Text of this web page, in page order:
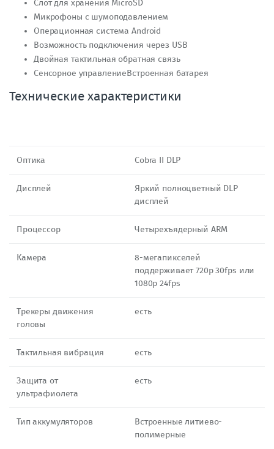
Слот для хранения MicroSD
Микрофоны с шумоподавлением
Операционная система Android
Возможность подключения через USB
Двойная тактильная обратная связь
Сенсорное управлениеВстроенная батарея
Технические характеристики
Оптика Cobra II DLP
Дисплей
Яркий полноцветный DLP
дисплей
Процессор Четырехъядерный ARM
Камера
8-мегапикселей
поддерживает 720p 30fps или
1080p 24fps
Трекеры движения
головы
есть
Тактильная вибрация есть
Защита от
ультрафиолета
есть
Тип аккумуляторов
Встроенные литиево-
полимерные